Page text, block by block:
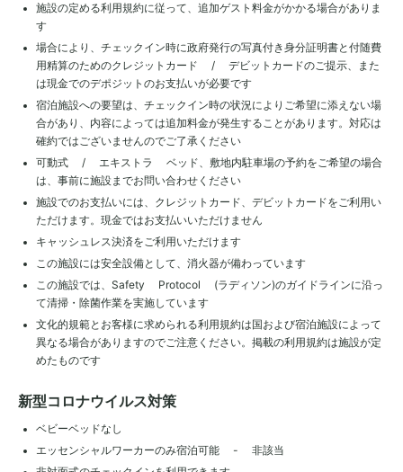
施設の定める利用規約に従って、追加ゲスト料金がかかる場合がありま
す
場合により、チェックイン時に政府発行の写真付き身分証明書と付随費
用精算のためのクレジットカード / デビットカードのご提示、また
は現金でのデポジットのお支払いが必要です
宿泊施設への要望は、チェックイン時の状況によりご希望に添えない場
合があり、内容によっては追加料金が発生することがあります。対応は
確約ではございませんのでご了承ください
可動式 / エキストラ ベッド、敷地内駐車場の予約をご希望の場合
は、事前に施設までお問い合わせください
施設でのお支払いには、クレジットカード、デビットカードをご利用い
ただけます。現金ではお支払いいただけません
キャッシュレス決済をご利用いただけます
この施設には安全設備として、消火器が備わっています
この施設では、Safety Protocol (ラディソン)のガイドラインに沿っ
て清掃・除菌作業を実施しています
文化的規範とお客様に求められる利用規約は国および宿泊施設によって
異なる場合がありますのでご注意ください。掲載の利用規約は施設が定
めたものです
新型コロナウイルス対策
ベビーベッドなし
エッセンシャルワーカーのみ宿泊可能 - 非該当